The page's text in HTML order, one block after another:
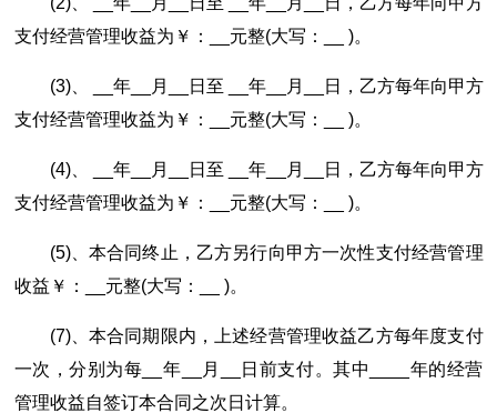
支付经营管理收益为￥：__元整(大写：__ )。
(3)、 __年__月__日至 __年__月__日，乙方每年向甲方
支付经营管理收益为￥：__元整(大写：__ )。
(4)、 __年__月__日至 __年__月__日，乙方每年向甲方
支付经营管理收益为￥：__元整(大写：__ )。
(5)、本合同终止，乙方另行向甲方一次性支付经营管理
收益￥：__元整(大写：__ )。
(7)、本合同期限内，上述经营管理收益乙方每年度支付
一次，分别为每__年__月__日前支付。其中____年的经营
管理收益自签订本合同之次日计算。